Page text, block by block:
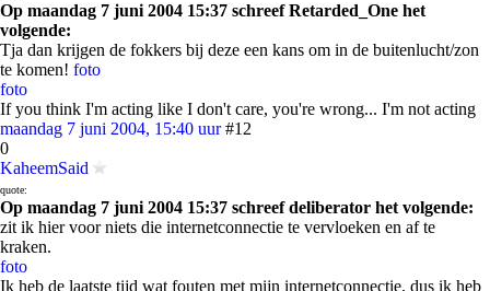
Op maandag 7 juni 2004 15:37 schreef Retarded_One het
volgende:
Tja dan krijgen de fokkers bij deze een kans om in de buitenlucht/zon
te komen! foto
foto
If you think I'm acting like I don't care, you're wrong... I'm not acting
maandag 7 juni 2004, 15:40 uur #12
0
KaheemSaid
quote:
Op maandag 7 juni 2004 15:37 schreef deliberator het volgende:
zit ik hier voor niets die internetconnectie te vervloeken en af te
kraken.
foto
Ik heb de laatste tijd wat fouten met mijn internetconnectie, dus ik heb